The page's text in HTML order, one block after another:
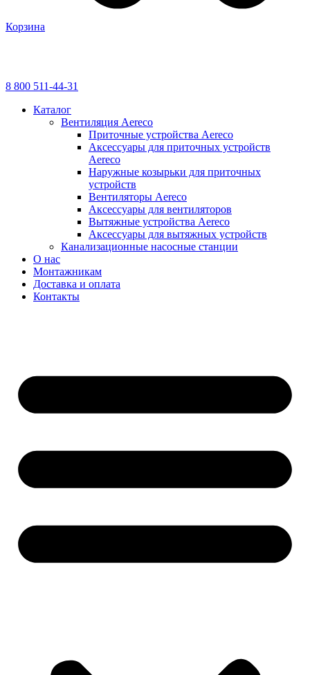
Корзина
8 800 511-44-31
Каталог
Вентиляция Aereco
Приточные устройства Aereco
Аксессуары для приточных устройств
Aereco
Наружные козырьки для приточных
устройств
Вентиляторы Aereco
Аксессуары для вентиляторов
Вытяжные устройства Aereco
Аксессуары для вытяжных устройств
Канализационные насосные станции
О нас
Монтажникам
Доставка и оплата
Контакты